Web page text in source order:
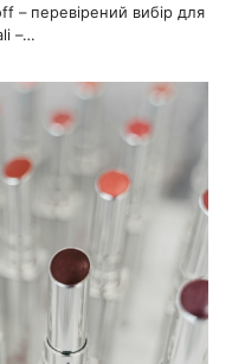
– перевірений вибір для
–…